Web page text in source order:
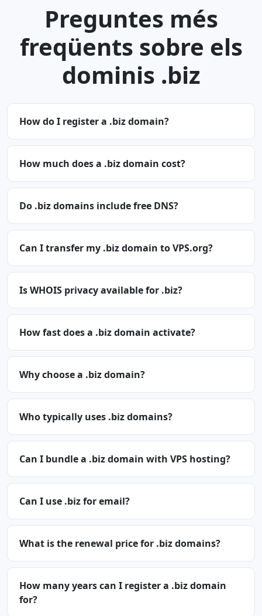
Preguntes més
freqüents sobre els
dominis .biz
How do I register a .biz domain?
How much does a .biz domain cost?
Do .biz domains include free DNS?
Can I transfer my .biz domain to VPS.org?
Is WHOIS privacy available for .biz?
How fast does a .biz domain activate?
Why choose a .biz domain?
Who typically uses .biz domains?
Can I bundle a .biz domain with VPS hosting?
Can I use .biz for email?
What is the renewal price for .biz domains?
How many years can I register a .biz domain
for?